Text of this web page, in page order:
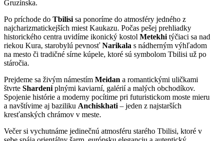
Gruzínska.
Po príchode do Tbilisi sa ponoríme do atmosféry jedného z
najcharizmatickejších miest Kaukazu. Počas pešej prehliadky
historického centra uvidíme ikonický kostol Metekhi týčiaci sa nad
riekou Kura, starobylú pevnosť Narikala s nádherným výhľadom
na mesto či tradičné sírne kúpele, ktoré sú symbolom Tbilisi už po
stáročia.
Prejdeme sa živým námestím Meidan a romantickými uličkami
štvrte Shardeni plnými kaviarní, galérií a malých obchodíkov.
Spojenie histórie a moderny pocítime pri futuristickom moste mieru
a navštívime aj baziliku Anchiskhati – jeden z najstarších
kresťanských chrámov v meste.
Večer si vychutnáme jedinečnú atmosféru starého Tbilisi, ktoré v